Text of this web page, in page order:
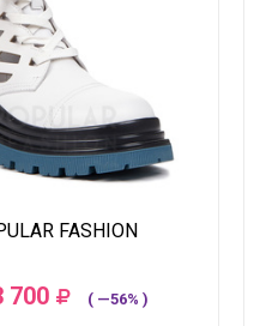
FASHION
700 ( —56% )